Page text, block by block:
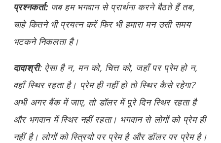
प्रश्नकर्ता:जब हम भगवान से प्रार्थना करने बैठते हैं तब,
चाहे कितने भी प्रयत्न करें फिर भी हमारा मन उसी समय
भटकने निकलता है।
दादाश्री: ऐसा है न, मन को, चित्त को, जहाँ पर प्रेम हो न,
वहाँ स्थिर रहता है। प्रेम ही नहीं हो तो स्थिर कैसे रहेगा?
अभी अगर बैंक में जाए, तो डॉलर में पूरे दिन स्थिर रहता है
और भगवान में स्थिर नहीं रहता। भगवान से लोगों को प्रेम ही
नहीं है। लोगों को स्त्रियो पर प्रेम है और डॉलर पर प्रेम है।